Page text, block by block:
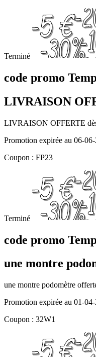
Terminé
code promo
LIVRAISON
LIVRAISON OFFERTE
Promotion expirée au 06-
Coupon : FP23
Terminé
code promo
une montre
une montre podomètre
Promotion expirée au 01-
Coupon : 32W1